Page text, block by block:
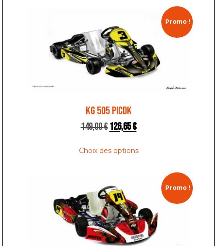
Promo !
KG 505 PICDK
149,00€126,65€
Choix des options
Promo !